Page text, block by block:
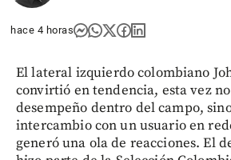
hace 4 horas
El lateral izquierdo colombiano
convirtió en tendencia, esta vez
desempeño dentro del campo,
intercambio con un usuario en
generó una ola de reacciones. El